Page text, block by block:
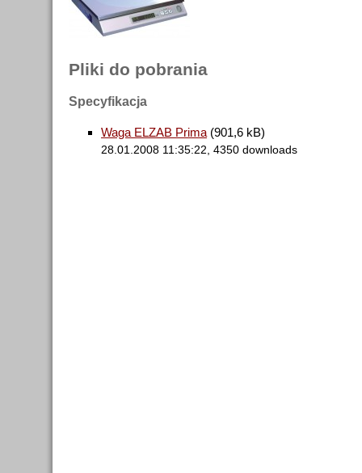
Pliki do pobrania
Specyfikacja
Waga ELZAB Prima (901,6 kB)
28.01.2008 11:35:22, 4350 downloads